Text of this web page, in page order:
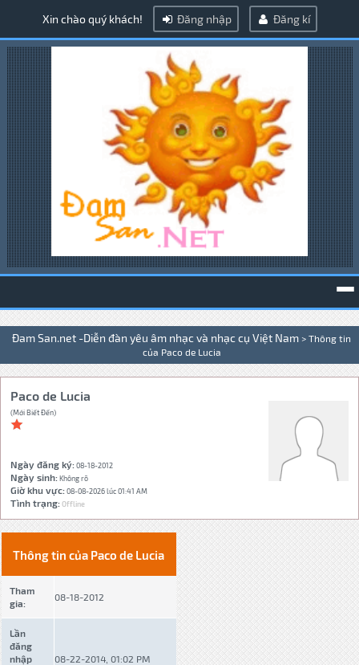
Xin chào quý khách! Đăng nhập Đăng kí
Đam San.net -Diễn đàn yêu âm nhạc và nhạc cụ Việt Nam > Thông tin
của Paco de Lucia
Paco de Lucia
(Mới Biết Đến)
Ngày đăng ký:08-18-2012
Ngày sinh: Không rõ
Giờ khu vực:08-08-2026 lúc 01:41 AM
Tình trạng:Offline
Thông tin của Paco de Lucia
Tham
gia:
08-18-2012
Lần
đăng
nhập
08-22-2014, 01:02 PM